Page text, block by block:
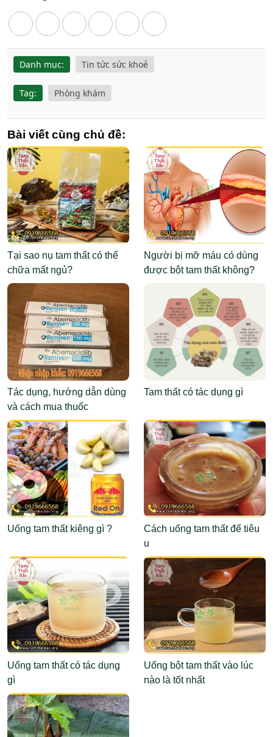
Danh mục: Tin tức sức khoẻ
Tag: Phòng khám
Bài viết cùng chủ đề:
Tại sao nụ tam thất có thể
chữa mất ngủ?
Người bị mỡ máu có dùng
được bột tam thất không?
Tác dụng, hướng dẫn dùng
và cách mua thuốc
Abemaciclib
Tam thất có tác dụng gì
Uống tam thất kiêng gì ?
Cách uống tam thất để tiêu
u
Uống tam thất có tác dụng
gì
Uống bột tam thất vào lúc
nào là tốt nhất